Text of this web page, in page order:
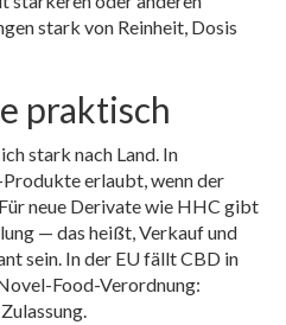
stark von Reinheit, Dosis
praktisch
stark nach Land. In
erlaubt, wenn der
neue Derivate wie HHC gibt
— das heißt, Verkauf und
sein. In der EU fällt CBD in
Food-Verordnung: